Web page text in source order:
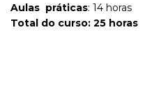
Aulas práticas: 14 horas
Total do curso: 25 horas